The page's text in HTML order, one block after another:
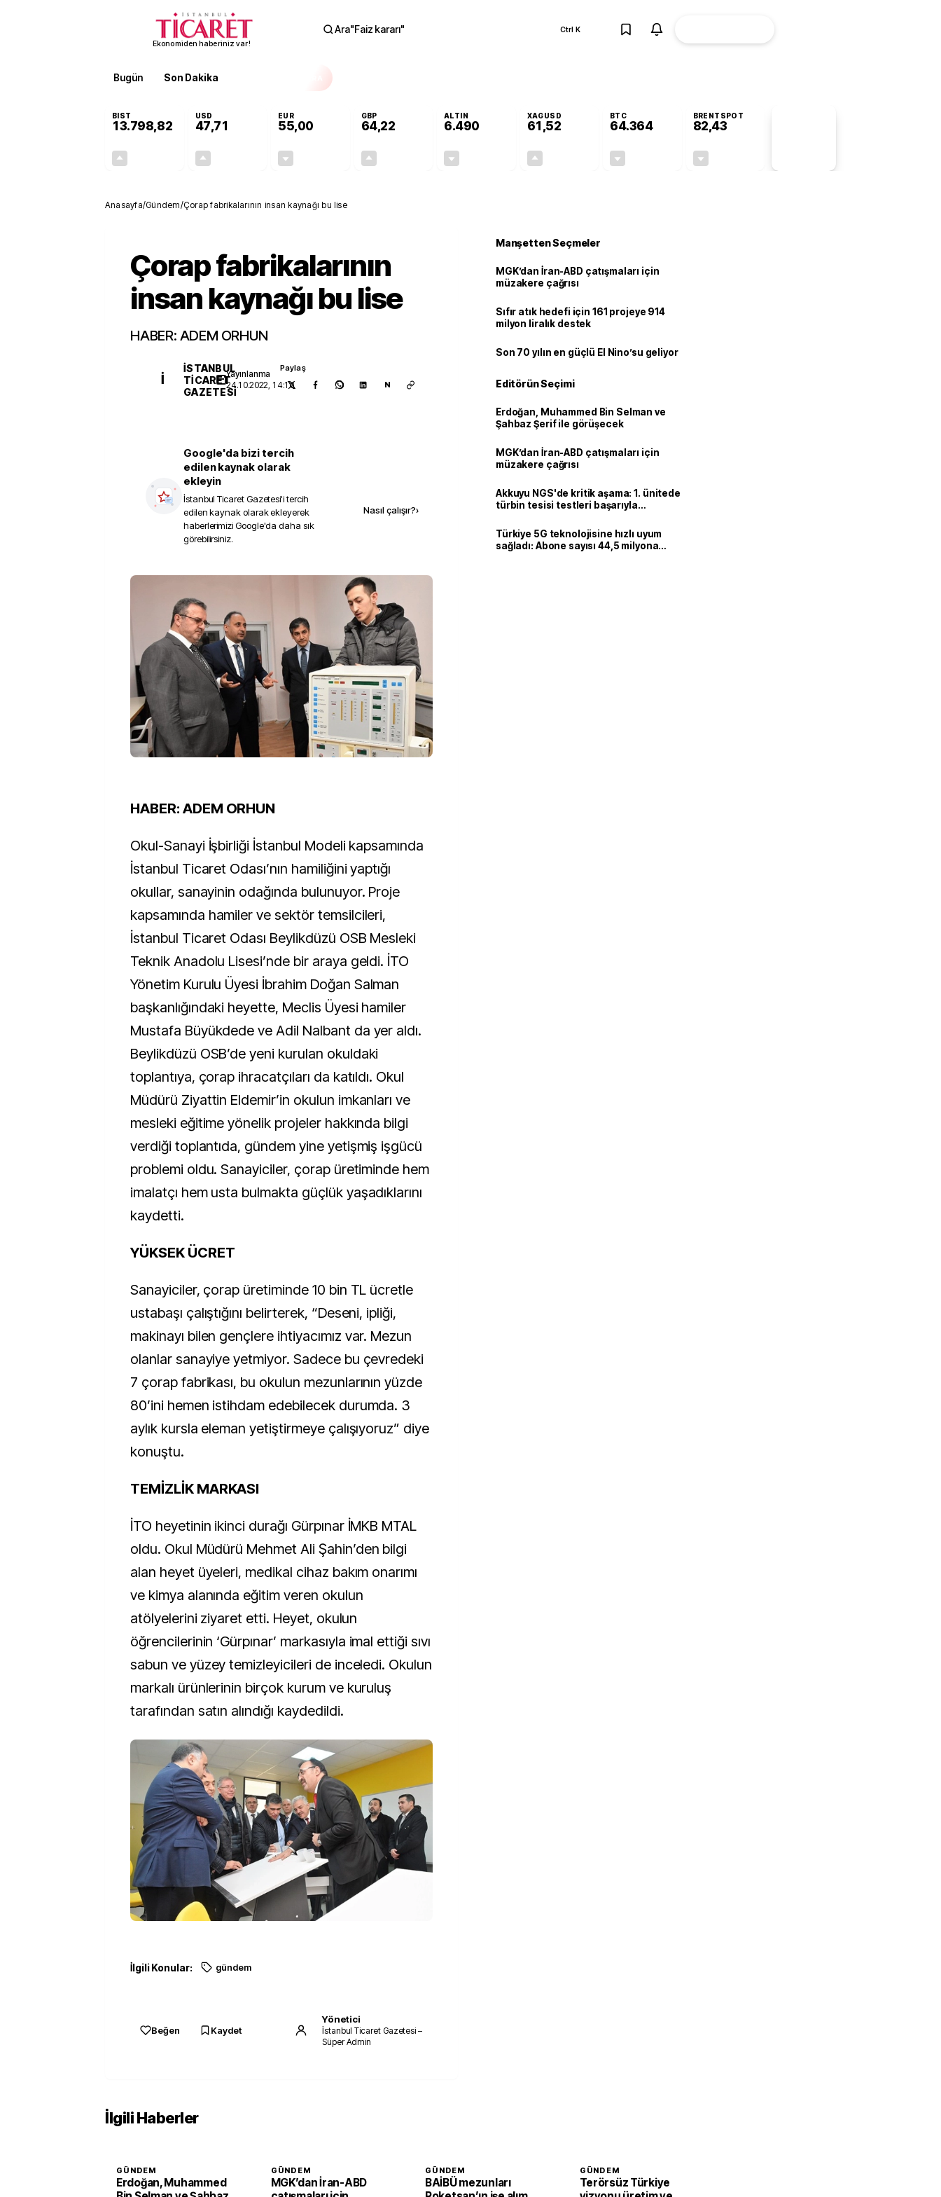
Ekonomiden haberiniz var!
Ara"Faiz kararı" Ctrl K
Bugün Son Dakika
BIST
13.798,82
USD
47,71
EUR
55,00
GBP
64,22
ALTIN
6.490
XAGUSD
61,52
BTC
64.364
BRENTSPOT
82,43
Anasayfa/Gündem/Çorap fabrikalarının insan kaynağı bu lise
Çorap fabrikalarının
insan kaynağı bu lise
HABER: ADEM ORHUN
İ
İSTANBUL
TICARET
GAZETESI
Yayınlanma
24.10.2022, 14:10
Paylaş
N
Google'da bizi tercih
edilen kaynak olarak
ekleyin
İstanbul Ticaret Gazetesi'i tercih
edilen kaynak olarak ekleyerek
haberlerimizi Google'da daha sık
görebilirsiniz.
Nasıl çalışır?›
HABER: ADEM ORHUN
Okul-Sanayi İşbirliği İstanbul Modeli kapsamında
İstanbul Ticaret Odası’nın hamiliğini yaptığı
okullar, sanayinin odağında bulunuyor. Proje
kapsamında hamiler ve sektör temsilcileri,
İstanbul Ticaret Odası Beylikdüzü OSB Mesleki
Teknik Anadolu Lisesi’nde bir araya geldi. İTO
Yönetim Kurulu Üyesi İbrahim Doğan Salman
başkanlığındaki heyette, Meclis Üyesi hamiler
Mustafa Büyükdede ve Adil Nalbant da yer aldı.
Beylikdüzü OSB’de yeni kurulan okuldaki
toplantıya, çorap ihracatçıları da katıldı. Okul
Müdürü Ziyattin Eldemir’in okulun imkanları ve
mesleki eğitime yönelik projeler hakkında bilgi
verdiği toplantıda, gündem yine yetişmiş işgücü
problemi oldu. Sanayiciler, çorap üretiminde hem
imalatçı hem usta bulmakta güçlük yaşadıklarını
kaydetti.
YÜKSEK ÜCRET
Sanayiciler, çorap üretiminde 10 bin TL ücretle
ustabaşı çalıştığını belirterek, “Deseni, ipliği,
makinayı bilen gençlere ihtiyacımız var. Mezun
olanlar sanayiye yetmiyor. Sadece bu çevredeki
7 çorap fabrikası, bu okulun mezunlarının yüzde
80’ini hemen istihdam edebilecek durumda. 3
aylık kursla eleman yetiştirmeye çalışıyoruz” diye
konuştu.
TEMİZLİK MARKASI
İTO heyetinin ikinci durağı Gürpınar İMKB MTAL
oldu. Okul Müdürü Mehmet Ali Şahin’den bilgi
alan heyet üyeleri, medikal cihaz bakım onarımı
ve kimya alanında eğitim veren okulun
atölyelerini ziyaret etti. Heyet, okulun
öğrencilerinin ‘Gürpınar’ markasıyla imal ettiği sıvı
sabun ve yüzey temizleyicileri de inceledi. Okulun
markalı ürünlerinin birçok kurum ve kuruluş
tarafından satın alındığı kaydedildi.
İlgili Konular: gündem
Beğen Kaydet
Yönetici
İstanbul Ticaret Gazetesi –
Süper Admin
Manşetten Seçmeler
MGK’dan İran-ABD çatışmaları için
müzakere çağrısı
Sıfır atık hedefi için 161 projeye 914
milyon liralık destek
Son 70 yılın en güçlü El Nino’su geliyor
Editörün Seçimi
Erdoğan, Muhammed Bin Selman ve
Şahbaz Şerif ile görüşecek
MGK’dan İran-ABD çatışmaları için
müzakere çağrısı
Akkuyu NGS'de kritik aşama: 1. ünitede
türbin tesisi testleri başarıyla
Türkiye 5G teknolojisine hızlı uyum
sağladı: Abone sayısı 44,5 milyona
İlgili Haberler
GÜNDEM
Erdoğan, Muhammed
GÜNDEM
MGK’dan İran-ABD
GÜNDEM
BAİBÜ mezunları
GÜNDEM
Terörsüz Türkiye